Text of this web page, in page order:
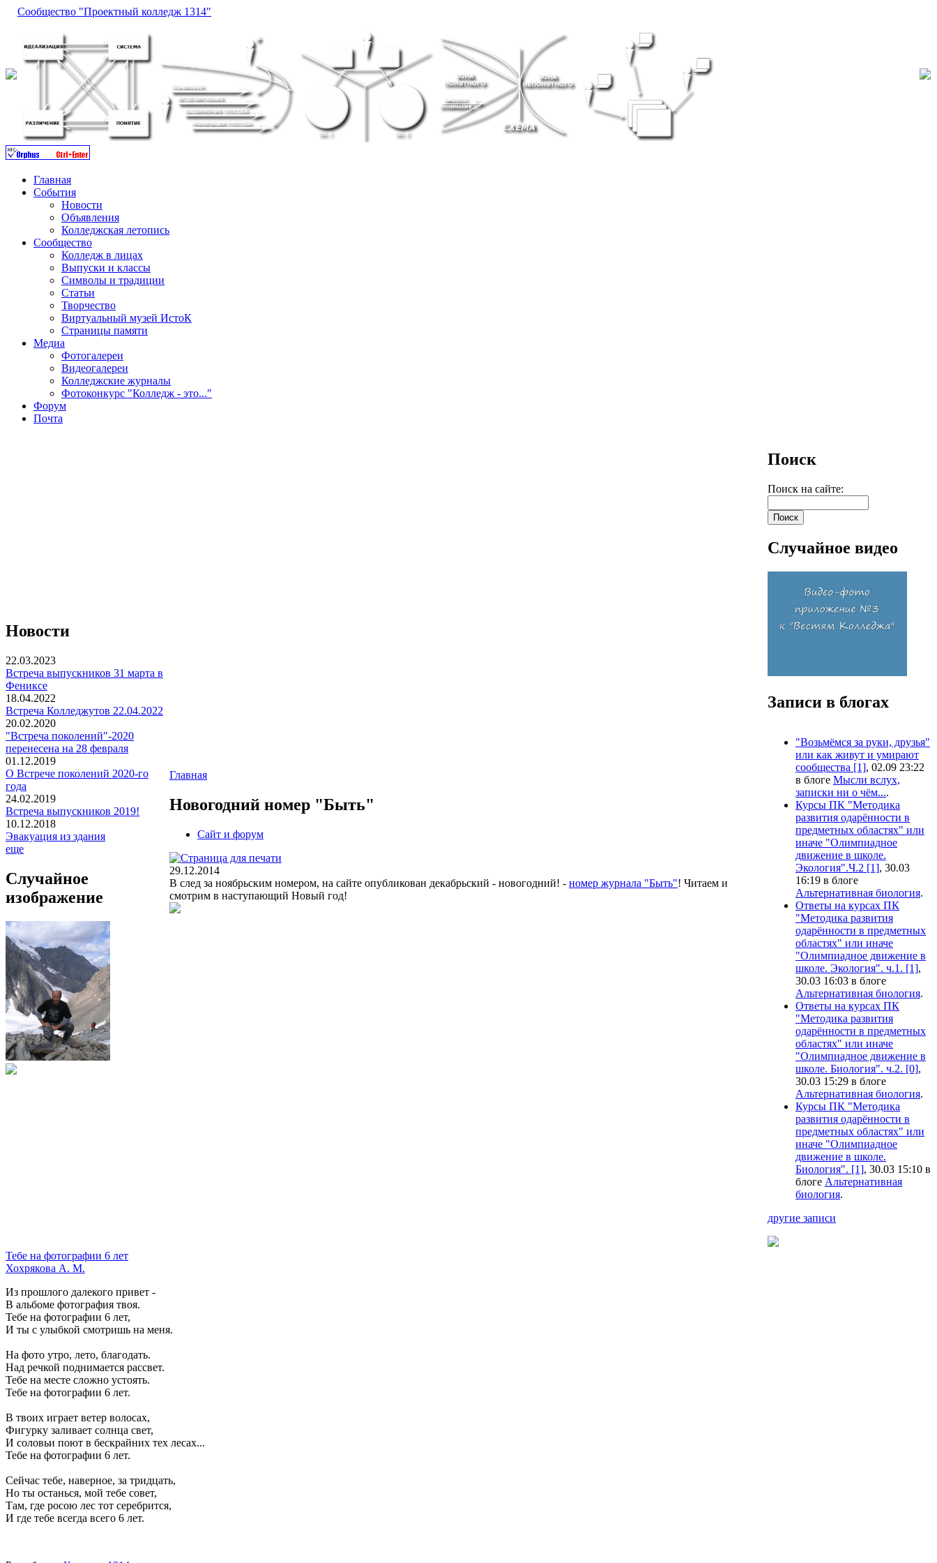
Сообщество "Проектный колледж 1314"
Главная
События
Новости
Объявления
Колледжская летопись
Сообщество
Колледж в лицах
Выпуски и классы
Символы и традиции
Статьи
Творчество
Виртуальный музей ИстоК
Страницы памяти
Медиа
Фотогалереи
Видеогалереи
Колледжские журналы
Фотоконкурс "Колледж - это..."
Форум
Почта
Новости
22.03.2023
Встреча выпускников 31 марта в
Фениксе
18.04.2022
Встреча Колледжутов 22.04.2022
20.02.2020
"Встреча поколений"-2020
перенесена на 28 февраля
01.12.2019
О Встрече поколений 2020-го
года
24.02.2019
Встреча выпускников 2019!
10.12.2018
Эвакуация из здания
еще
Случайное
изображение
Главная
Новогодний номер "Быть"
Сайт и форум
29.12.2014
В след за ноябрьским номером, на сайте опубликован декабрьский - новогодний! - номер журнала "Быть"! Читаем и
смотрим в наступающий Новый год!
Поиск
Поиск на сайте:
Случайное видео
Записи в блогах
"Возьмёмся за руки, друзья"
или как живут и умирают
сообщества [1], 02.09 23:22
в блоге Мысли вслух,
записки ни о чём....
Курсы ПК "Методика
развития одарённости в
предметных областях" или
иначе "Олимпиадное
движение в школе.
Экология".Ч.2 [1], 30.03
16:19 в блоге
Альтернативная биология.
Ответы на курсах ПК
"Методика развития
одарённости в предметных
областях" или иначе
"Олимпиадное движение в
школе. Экология". ч.1. [1],
30.03 16:03 в блоге
Альтернативная биология.
Ответы на курсах ПК
"Методика развития
одарённости в предметных
областях" или иначе
"Олимпиадное движение в
школе. Биология". ч.2. [0],
30.03 15:29 в блоге
Альтернативная биология.
Курсы ПК "Методика
развития одарённости в
предметных областях" или
иначе "Олимпиадное
движение в школе.
Биология". [1], 30.03 15:10 в
блоге Альтернативная
биология.
другие записи
Тебе на фотографии 6 лет
Хохрякова А. М.
Из прошлого далекого привет -
В альбоме фотография твоя.
Тебе на фотографии 6 лет,
И ты с улыбкой смотришь на меня.
На фото утро, лето, благодать.
Над речкой поднимается рассвет.
Тебе на месте сложно устоять.
Тебе на фотографии 6 лет.
В твоих играет ветер волосах,
Фигурку заливает солнца свет,
И соловьи поют в бескрайних тех лесах...
Тебе на фотографии 6 лет.
Сейчас тебе, наверное, за тридцать,
Но ты останься, мой тебе совет,
Там, где росою лес тот серебрится,
И где тебе всегда всего 6 лет.